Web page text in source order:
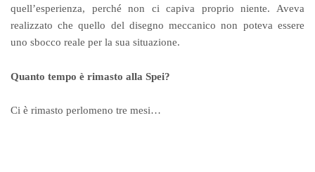
quell’esperienza, perché non ci capiva proprio niente. Aveva
realizzato che quello del disegno meccanico non poteva essere
uno sbocco reale per la sua situazione.
Quanto tempo è rimasto alla Spei?
Ci è rimasto perlomeno tre mesi…